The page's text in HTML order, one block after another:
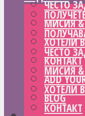
ЧЕСТО
МИСИЯ
ХОТЕЛИ
КОНТАКТ
ADD
BLOG
ЧЕСТО
МИСИЯ
ХОТЕЛИ
КОНТАКТ